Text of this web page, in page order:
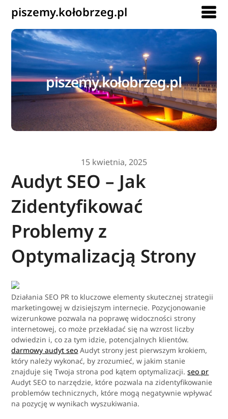
piszemy.kołobrzeg.pl
piszemy.kołobrzeg.pl
15 kwietnia, 2025
Audyt SEO – Jak
Zidentyfikować
Problemy z
Optymalizacją Strony
Działania SEO PR to kluczowe elementy skutecznej strategii
marketingowej w dzisiejszym internecie. Pozycjonowanie
wizerunkowe pozwala na poprawę widoczności strony
internetowej, co może przekładać się na wzrost liczby
odwiedzin i, co za tym idzie, potencjalnych klientów.
darmowy audyt seo Audyt strony jest pierwszym krokiem,
który należy wykonać, by zrozumieć, w jakim stanie
znajduje się Twoja strona pod kątem optymalizacji.seo pr
Audyt SEO to narzędzie, które pozwala na zidentyfikowanie
problemów technicznych, które mogą negatywnie wpływać
na pozycję w wynikach wyszukiwania.